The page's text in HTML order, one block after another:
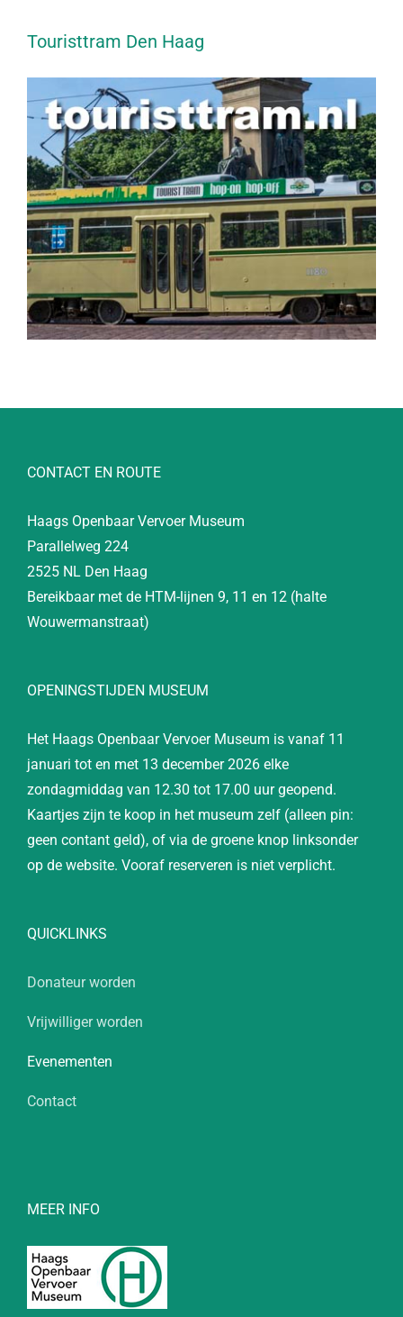
Touristtram Den Haag
CONTACT EN ROUTE
Haags Openbaar Vervoer Museum
Parallelweg 224
2525 NL Den Haag
Bereikbaar met de HTM-lijnen 9, 11 en 12 (halte
Wouwermanstraat)
OPENINGSTIJDEN MUSEUM
Het Haags Openbaar Vervoer Museum is vanaf 11
januari tot en met 13 december 2026 elke
zondagmiddag van 12.30 tot 17.00 uur geopend.
Kaartjes zijn te koop in het museum zelf (alleen pin:
geen contant geld), of via de groene knop linksonder
op de website. Vooraf reserveren is niet verplicht.
QUICKLINKS
Donateur worden
Vrijwilliger worden
Evenementen
Contact
MEER INFO